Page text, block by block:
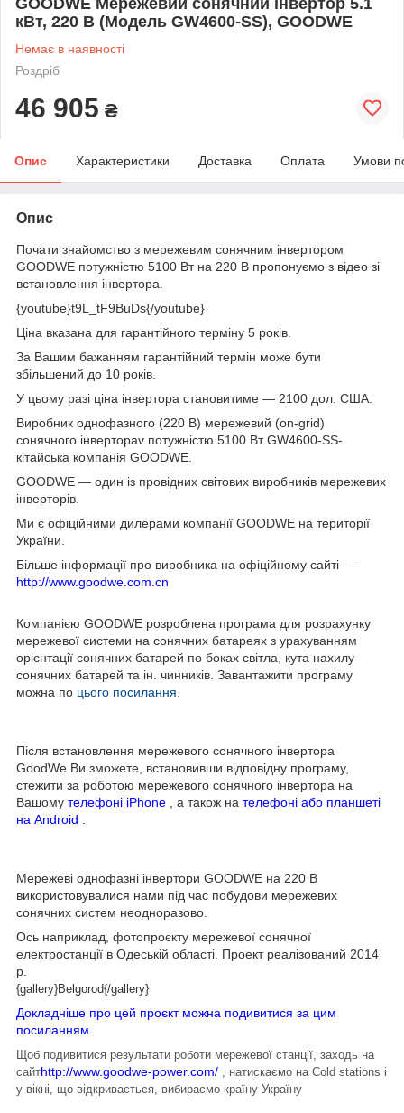
кВт, 220 В (Модель GW4600-SS), GOODWE
Немає в наявності
Роздріб
46 905 ₴
Опис Характеристики Доставка Оплата Умови
Опис
Почати знайомство з мережевим сонячним інвертором
GOODWE потужністю 5100 Вт на 220 В пропонуємо з відео зі
встановлення інвертора.
{youtube}t9L_tF9BuDs{/youtube}
Ціна вказана для гарантійного терміну 5 років.
За Вашим бажанням гарантійний термін може бути
збільшений до 10 років.
У цьому разі ціна інвертора становитиме — 2100 дол. США.
Виробник однофазного (220 В) мережевий (on-grid)
сонячного інвертораv потужністю 5100 Вт GW4600-SS-
кітайська компанія GOODWE.
GOODWE — один із провідних світових виробників мережевих
інверторів.
Ми є офіційними дилерами компанії GOODWE на території
України.
Більше інформації про виробника на офіційному сайті —
http://www.goodwe.com.cn
Компанією GOODWE розроблена програма для розрахунку
мережевої системи на сонячних батареях з урахуванням
орієнтації сонячних батарей по боках світла, кута нахилу
сонячних батарей та ін. чинників. Завантажити програму
можна по цього посилання
Після встановлення мережевого сонячного інвертора
GoodWe Ви зможете, встановивши відповідну програму,
стежити за роботою мережевого сонячного інвертора на
Вашому телефоні iPhone , а також на телефоні або планшеті
на Android
Мережеві однофазні інвертори GOODWE на 220 В
використовувалися нами під час побудови мережевих
сонячних систем неодноразово.
Ось наприклад, фотопроєкту мережевої сонячної
електростанції в Одеській області. Проект реалізований 2014
р.
{gallery}Belgorod{/gallery}
Докладніше про цей проєкт можна подивитися за цим
посиланням.
Щоб подивитися результати роботи мережевої станції, заходь на
сайтhttp://www.goodwe-power.com/
, натискаємо на Cold stations і
у вікні, що відкривається, вибираємо країну-Україну